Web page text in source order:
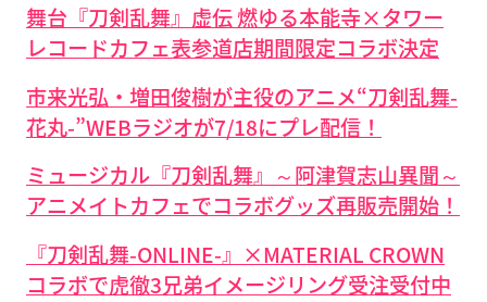
舞台『刀剣乱舞』虚伝 燃ゆる本能寺×タワー
レコードカフェ表参道店期間限定コラボ決定
市来光弘・増田俊樹が主役のアニメ“刀剣乱舞-
花丸-”WEBラジオが7/18にプレ配信！
ミュージカル『刀剣乱舞』～阿津賀志山異聞～
アニメイトカフェでコラボグッズ再販売開始！
『刀剣乱舞-ONLINE-』×MATERIAL CROWN
コラボで虎徹3兄弟イメージリング受注受付中